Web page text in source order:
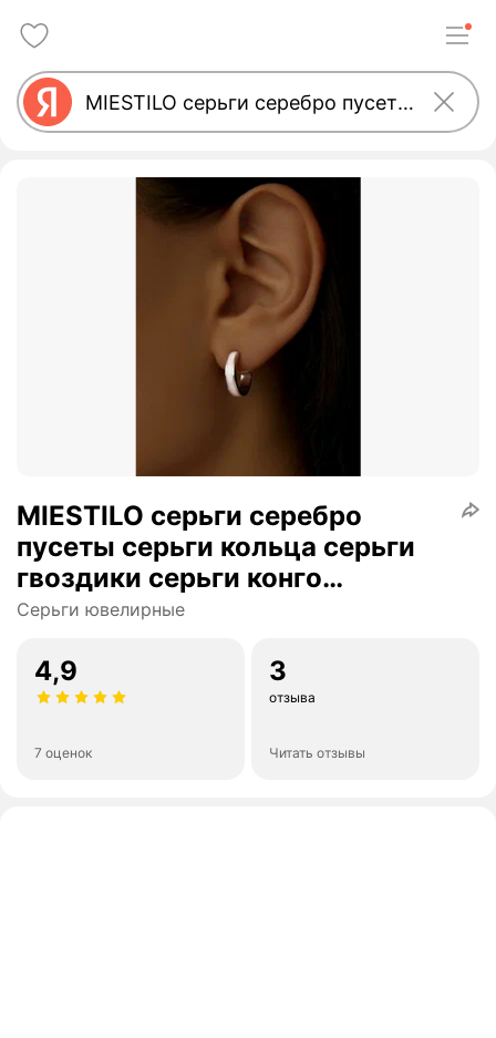
MIESTILO серьги серебро
пусеты серьги кольца серьги
гвоздики серьги конго
серебряные сережки позолота
Серьги ювелирные
4,9
7 оценок
3
отзыва
Читать отзывы